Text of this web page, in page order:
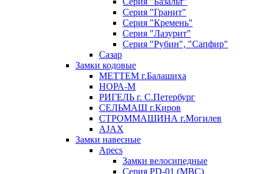
Серия "Гранит"
Серия "Кремень"
Серия "Лазурит"
Серия "Рубин", "Сапфир"
Сазар
Замки кодовые
МЕТТЕМ г.Балашиха
НОРА-М
РИГЕЛЬ г. С.Петербург
СЕЛЬМАШ г.Киров
СТРОММАШИНА г.Могилев
AJAX
Замки навесные
Apecs
Замки велосипедные
Серия PD-01 (МВС)